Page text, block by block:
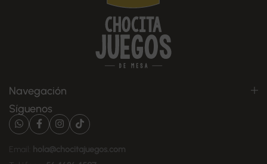
Navegación
Síguenos
Email:
hola@chocitajuegos.com